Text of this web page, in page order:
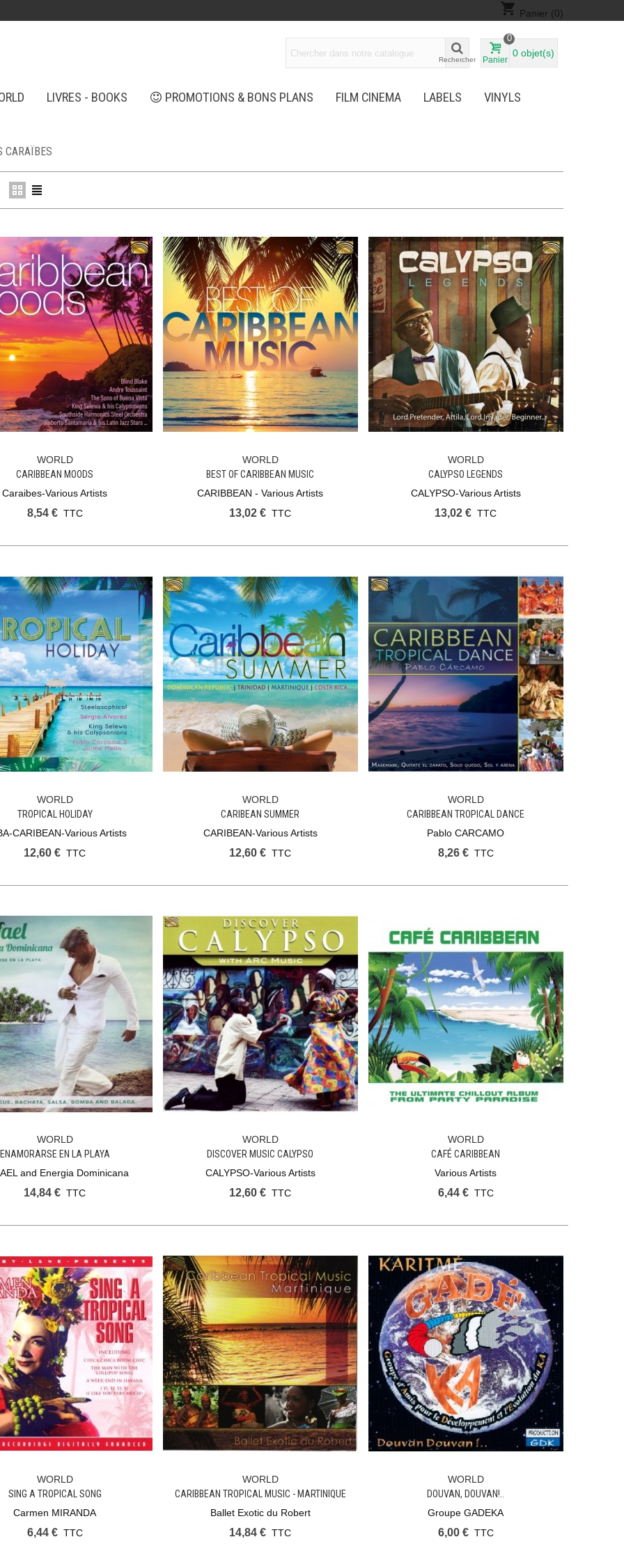
shopping_cart Panier (0)
Rechercher Panier
0
0 objet(s)
LIVRES - BOOKS PROMOTIONS & BONS PLANS FILM CINEMA LABELS VINYLS
CARAÏBES
Ajouter Au Panier
WORLD
CARIBBEAN MOODS
Caraibes-Various Artists
8,54 € TTC
Ajouter Au Panier
WORLD
BEST OF CARIBBEAN MUSIC
CARIBBEAN - Various Artists
13,02 € TTC
Ajouter Au Panier
WORLD
CALYPSO LEGENDS
CALYPSO-Various Artists
13,02 € TTC
Ajouter Au Panier
WORLD
TROPICAL HOLIDAY
CARIBEAN-Various Artists
12,60 € TTC
Ajouter Au Panier
WORLD
CARIBEAN SUMMER
CARIBEAN-Various Artists
12,60 € TTC
Ajouter Au Panier
WORLD
CARIBBEAN TROPICAL DANCE
Pablo CARCAMO
8,26 € TTC
Ajouter Au Panier
WORLD
ENAMORARSE EN LA PLAYA
and Energia Dominicana
14,84 € TTC
Ajouter Au Panier
WORLD
DISCOVER MUSIC CALYPSO
CALYPSO-Various Artists
12,60 € TTC
Ajouter Au Panier
WORLD
CAFÉ CARIBBEAN
Various Artists
6,44 € TTC
Ajouter Au Panier
WORLD
SING A TROPICAL SONG
Carmen MIRANDA
6,44 € TTC
Ajouter Au Panier
WORLD
CARIBBEAN TROPICAL MUSIC - MARTINIQUE
Ballet Exotic du Robert
14,84 € TTC
Ajouter Au Panier
WORLD
DOUVAN, DOUVAN!..
Groupe GADEKA
6,00 € TTC